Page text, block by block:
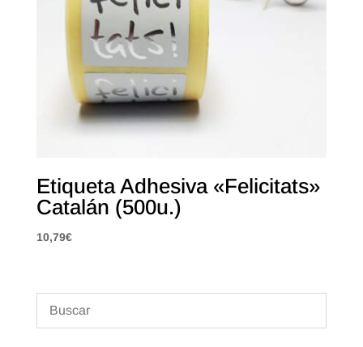
Etiqueta Adhesiva «Felicitats»
Catalán (500u.)
10,79€